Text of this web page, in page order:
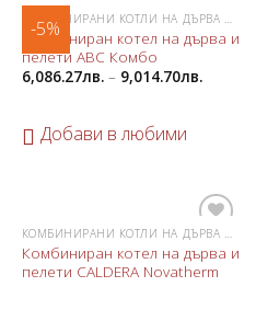
-5%
Добави
в
КОМБИНИРАНИ КОТЛИ НА ДЪРВА И ПЕЛЕТИ
Комбиниран котел на дърва и
пелети ABC Комбо
6,086.27лв.– 9,014.70лв.
Добави в любими
Добави
в
любими
КОМБИНИРАНИ КОТЛИ НА ДЪРВА И ПЕЛЕТИ
Комбиниран котел на дърва и
пелети CALDERA Novatherm